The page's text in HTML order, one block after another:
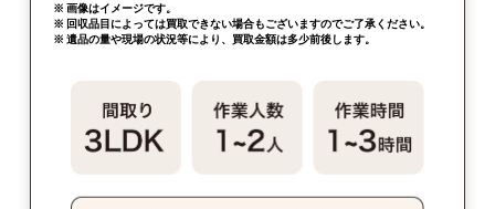
※ 画像はイメージです。
※ 回収品目によっては買取できない場合もございますのでご了承ください。
※ 遺品の量や現場の状況等により、買取金額は多少前後します。